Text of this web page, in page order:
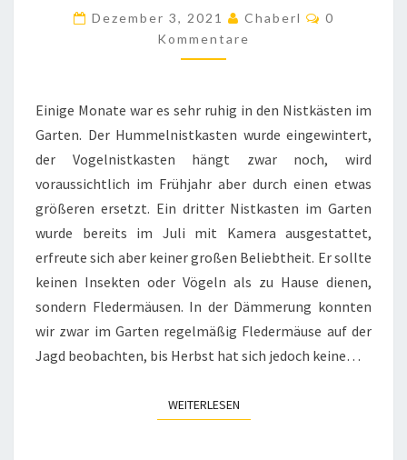
FLEDERMAUS-
NISTKASTEN
Dezember 3, 2021 Chaberl
0
Kommentare
Einige Monate war es sehr ruhig in den Nistkästen im
Garten. Der Hummelnistkasten wurde eingewintert,
der Vogelnistkasten hängt zwar noch, wird
voraussichtlich im Frühjahr aber durch einen etwas
größeren ersetzt. Ein dritter Nistkasten im Garten
wurde bereits im Juli mit Kamera ausgestattet,
erfreute sich aber keiner großen Beliebtheit. Er sollte
keinen Insekten oder Vögeln als zu Hause dienen,
sondern Fledermäusen. In der Dämmerung konnten
wir zwar im Garten regelmäßig Fledermäuse auf der
Jagd beobachten, bis Herbst hat sich jedoch keine…
WEITERLESENWEITERLESEN